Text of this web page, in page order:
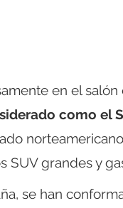
en el
como el
SUV grandes y
se han